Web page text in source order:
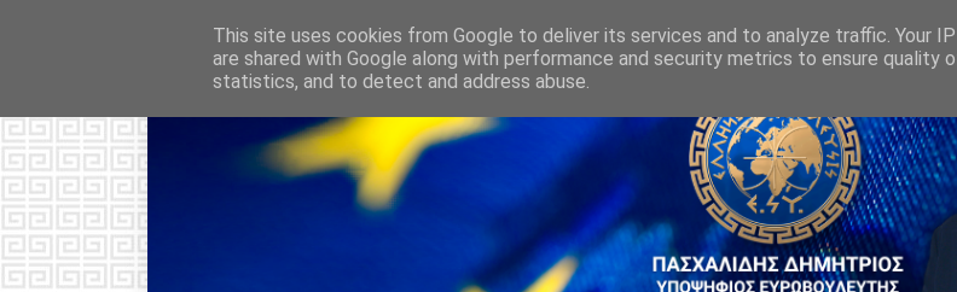
MERCOSUR MERCOSUR: Άγνωστες πτυχές και αλήθειες
This site uses cookies from Google to deliver its services and to analyze traffic. Your
are shared with Google along with performance and security metrics to ensure quality
statistics, and to detect and address abuse.